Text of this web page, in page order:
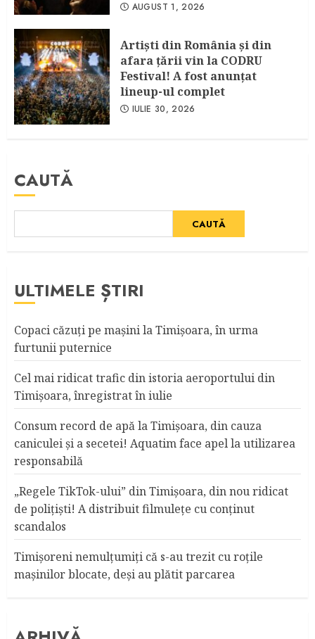
AUGUST 1, 2026
Artişti din România şi din
afara ţării vin la CODRU
Festival! A fost anunţat
lineup-ul complet
IULIE 30, 2026
CAUTĂ
CAUTĂ
ULTIMELE ȘTIRI
Copaci căzuţi pe maşini la Timişoara, în urma
furtunii puternice
Cel mai ridicat trafic din istoria aeroportului din
Timişoara, înregistrat în iulie
Consum record de apă la Timişoara, din cauza
caniculei şi a secetei! Aquatim face apel la utilizarea
responsabilă
„Regele TikTok-ului” din Timişoara, din nou ridicat
de poliţişti! A distribuit filmuleţe cu conţinut
scandalos
Timişoreni nemulţumiţi că s-au trezit cu roţile
maşinilor blocate, deşi au plătit parcarea